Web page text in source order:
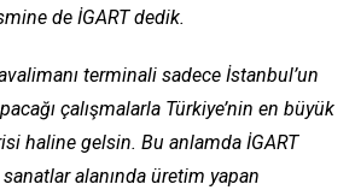
de İGART dedik.
terminali sadece İstanbul’un
çalışmalarla Türkiye’nin en büyük
haline gelsin. Bu anlamda İGART
sanatlar alanında üretim yapan